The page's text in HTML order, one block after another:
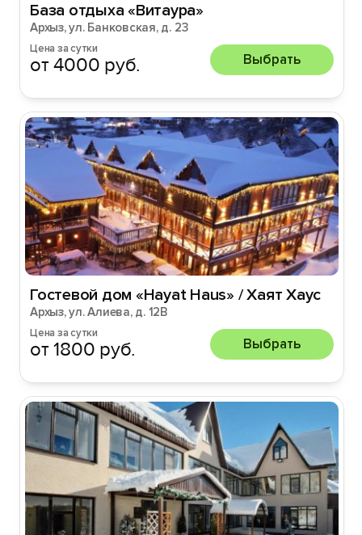
База отдыха «Витаура»
Архыз, ул. Банковская, д. 23
Цена за сутки
от 4000 руб. Выбрать
Гостевой дом «Hayat Haus» / Хаят Хаус
Архыз, ул. Алиева, д. 12В
Цена за сутки
от 1800 руб. Выбрать